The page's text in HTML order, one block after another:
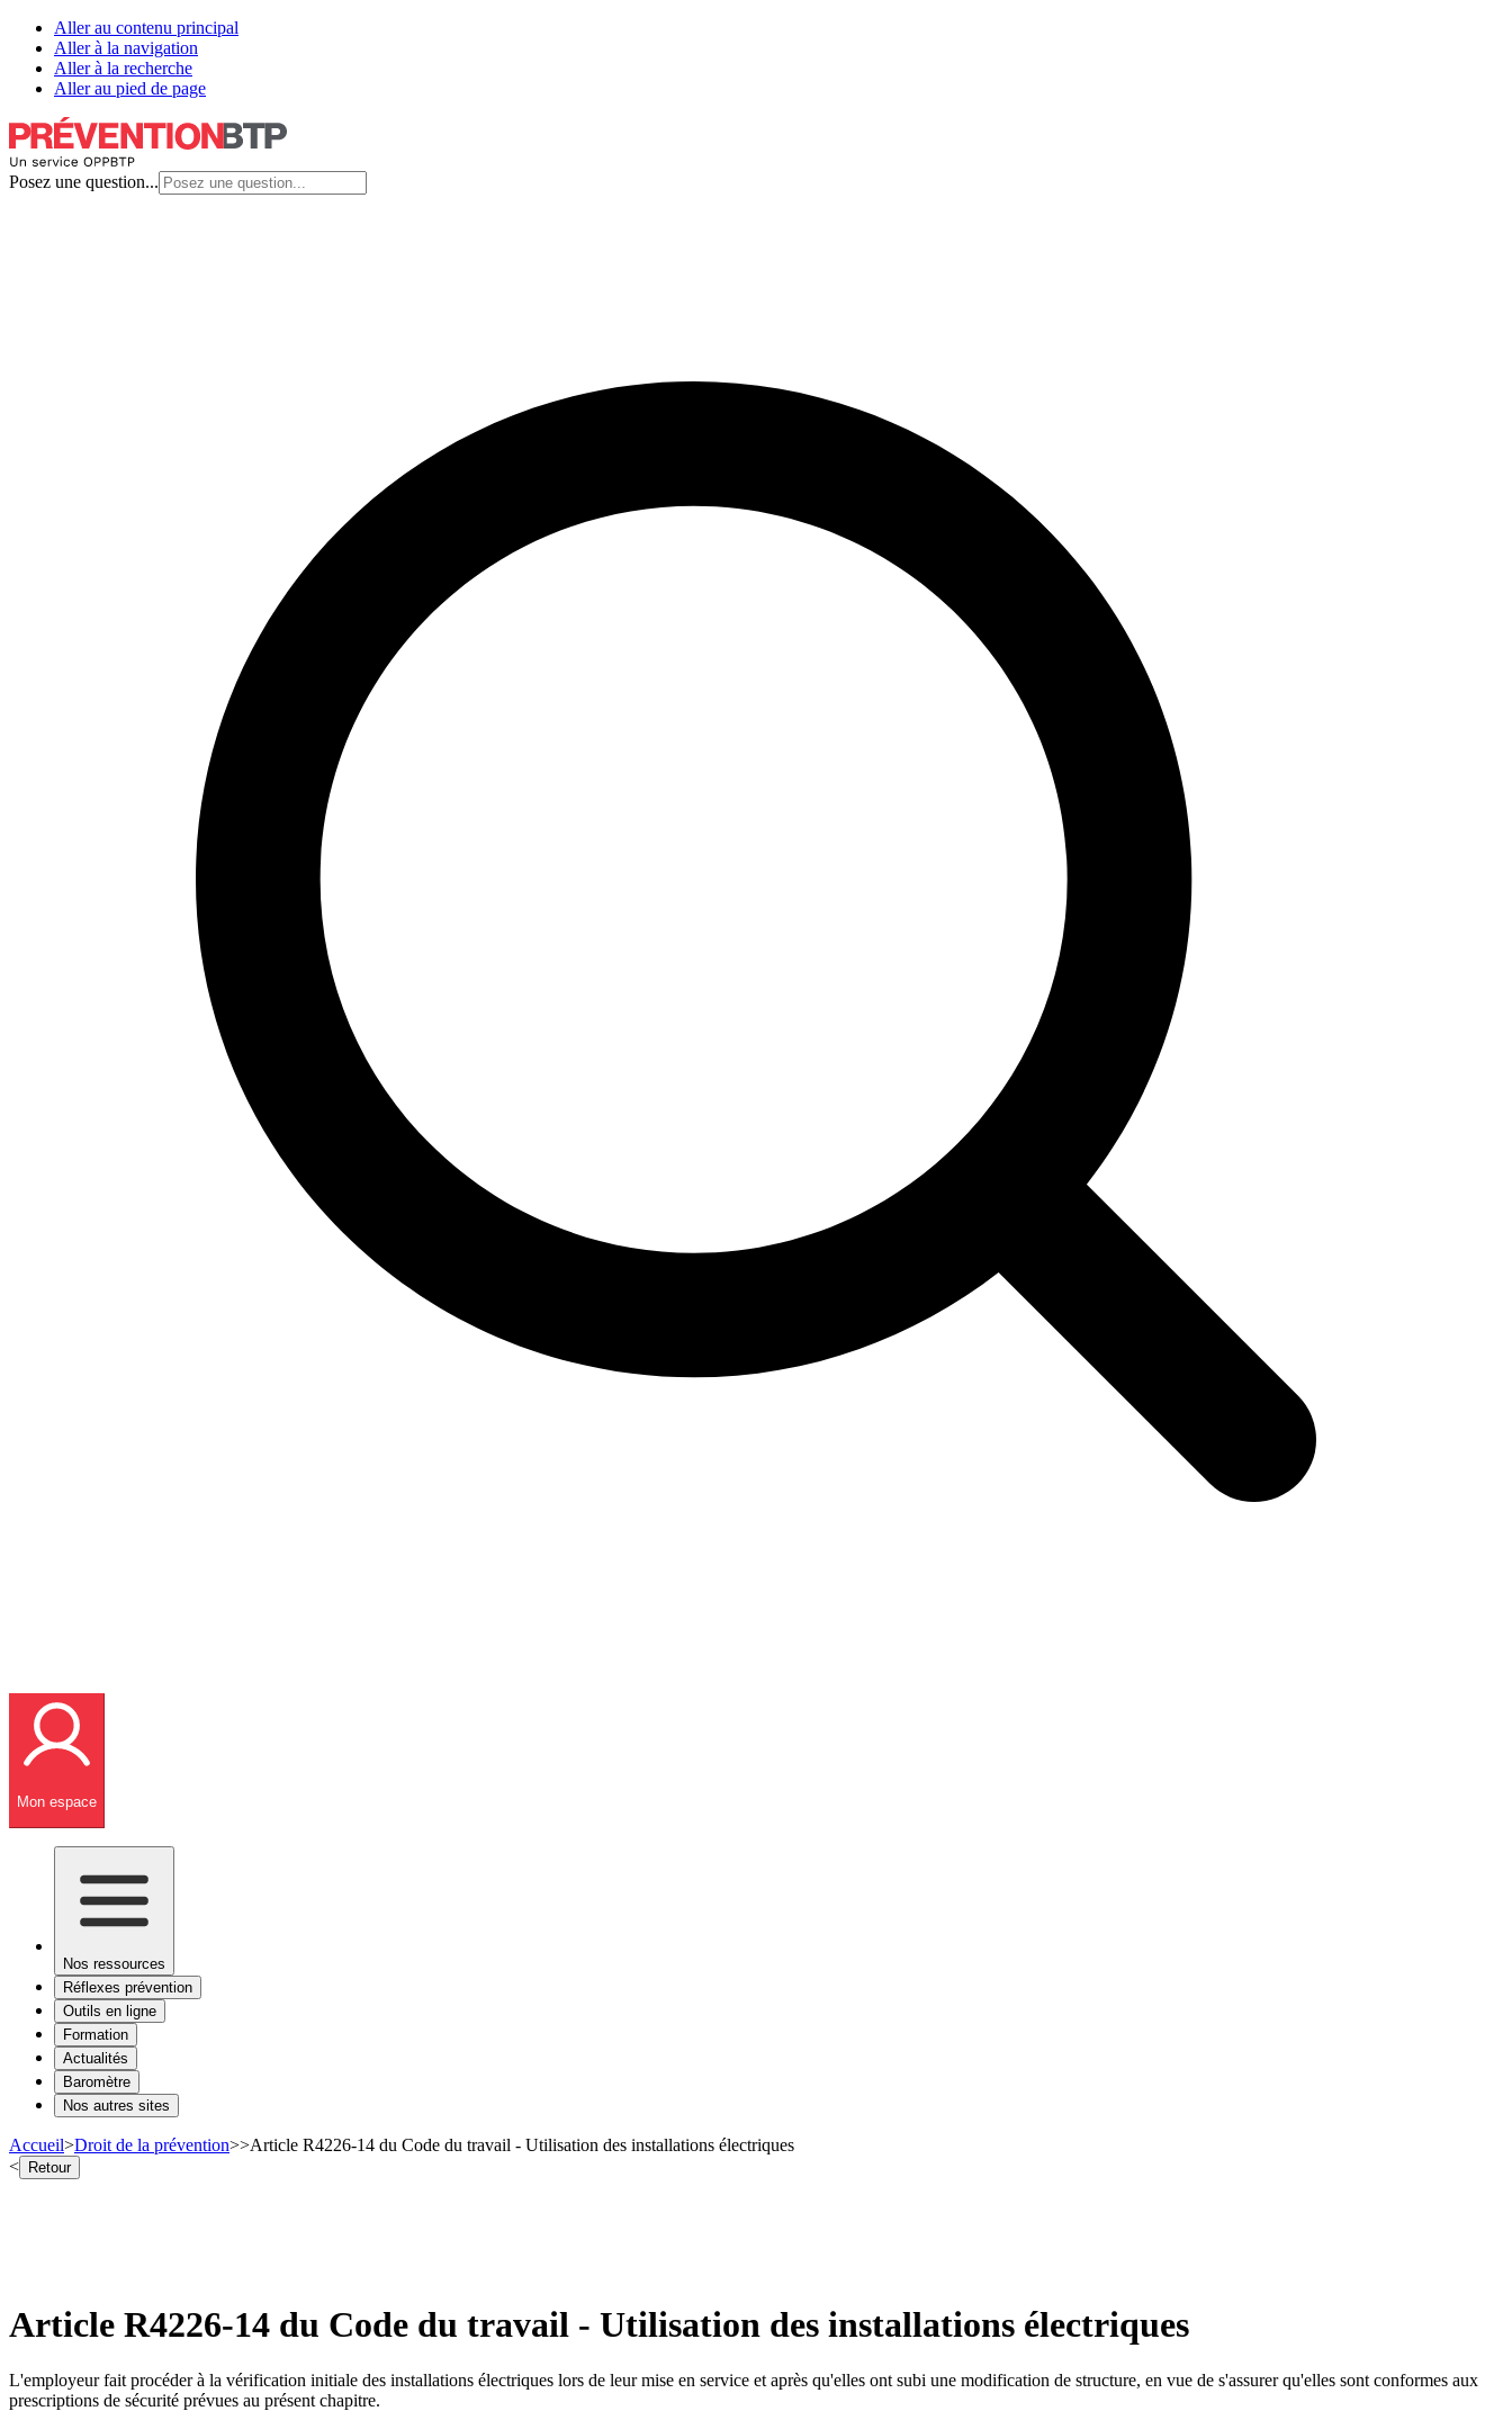
Aller au contenu principal
Aller à la navigation
Aller à la recherche
Aller au pied de page
Posez une question...
Mon espace
Nos ressources
Réflexes prévention
Outils en ligne
Formation
Actualités
Baromètre
Nos autres sites
Accueil>Droit de la prévention>>Article R4226-14 du Code du travail - Utilisation des installations électriques
< Retour
Article R4226-14 du Code du travail - Utilisation des installations électriques
L'employeur fait procéder à la vérification initiale des installations électriques lors de leur mise en service et après qu'elles ont subi une modification de structure, en vue de s'assurer qu'elles sont conformes aux
prescriptions de sécurité prévues au présent chapitre.